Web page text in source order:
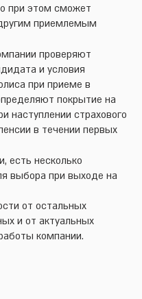
при этом сможет
приемлемым
проверяют
и условия
при приеме в
покрытие на
наступлении страхового
в течении первых
есть несколько
выбора при выходе на
от остальных
и от актуальных
компании.